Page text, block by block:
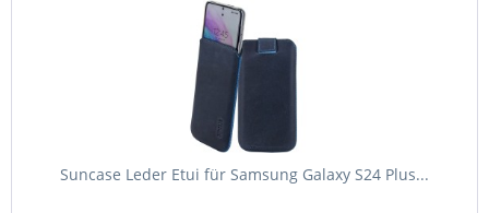
Suncase Leder Etui für Samsung Galaxy S24 Plus...